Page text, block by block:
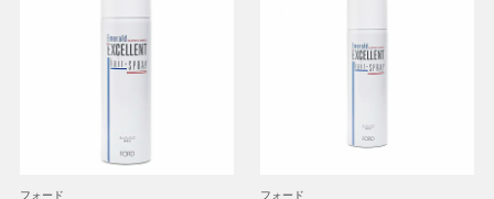
フォード フォード